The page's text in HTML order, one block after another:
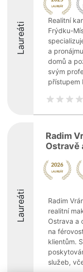
Laureáti
Realitní
Frýdku-
a
domů a
svým
přístupem
Laureáti
Radim
Ostravě
Radim
realitní
Ostrava a
na
klientům.
služeb,